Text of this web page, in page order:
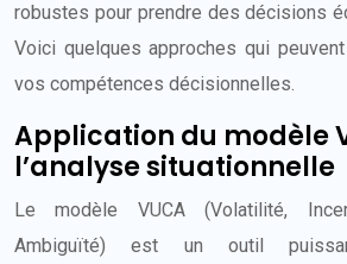
robustes pour prendre des décisions
Voici quelques approches qui
vos compétences décisionnelles.
Application du modèle
l’analyse situationnelle
Le modèle VUCA (Volatilité,
Ambiguïté) est un outil